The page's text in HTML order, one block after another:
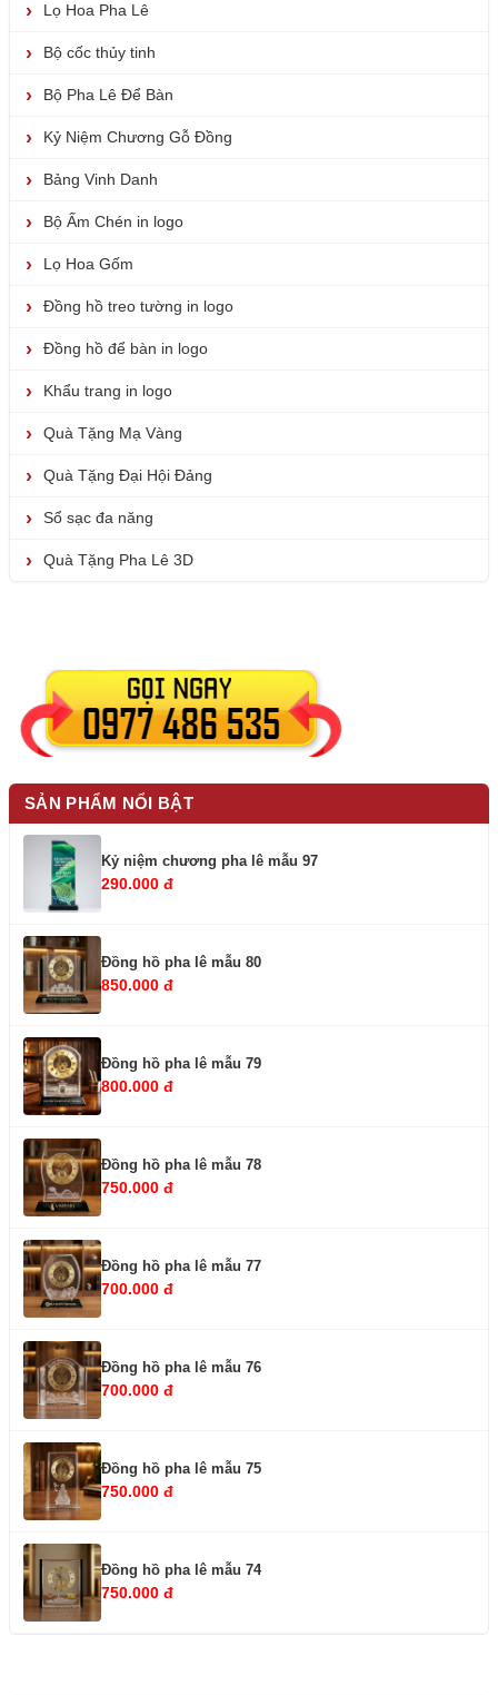
Lọ Hoa Pha Lê
Bộ cốc thủy tinh
Bộ Pha Lê Để Bàn
Kỷ Niệm Chương Gỗ Đồng
Bảng Vinh Danh
Bộ Ấm Chén in logo
Lọ Hoa Gốm
Đồng hồ treo tường in logo
Đồng hồ để bàn in logo
Khẩu trang in logo
Quà Tặng Mạ Vàng
Quà Tặng Đại Hội Đảng
Sổ sạc đa năng
Quà Tặng Pha Lê 3D
SẢN PHẨM NỔI BẬT
Kỷ niệm chương pha lê mẫu 97
290.000 đ
Đồng hồ pha lê mẫu 80
850.000 đ
Đồng hồ pha lê mẫu 79
800.000 đ
Đồng hồ pha lê mẫu 78
750.000 đ
Đồng hồ pha lê mẫu 77
700.000 đ
Đồng hồ pha lê mẫu 76
700.000 đ
Đồng hồ pha lê mẫu 75
750.000 đ
Đồng hồ pha lê mẫu 74
750.000 đ